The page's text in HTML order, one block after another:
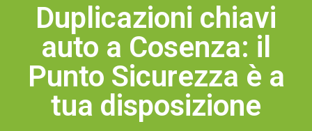
Duplicazioni chiavi
auto a Cosenza: il
Punto Sicurezza è a
tua disposizione